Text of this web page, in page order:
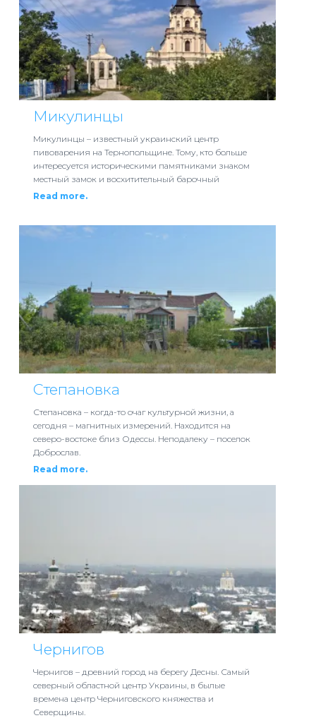
Микулинцы
Микулинцы – известный украинский центр
пивоварения на Тернопольщине. Тому, кто больше
интересуется историческими памятниками знаком
местный замок и восхитительный барочный
Read more.
Степановка
Степановка – когда-то очаг культурной жизни, а
сегодня – магнитных измерений. Находится на
северо-востоке близ Одессы. Неподалеку – поселок
Доброслав.
Read more.
Чернигов
Чернигов – древний город на берегу Десны. Самый
северный областной центр Украины, в былые
времена центр Черниговского княжества и
Северщины.